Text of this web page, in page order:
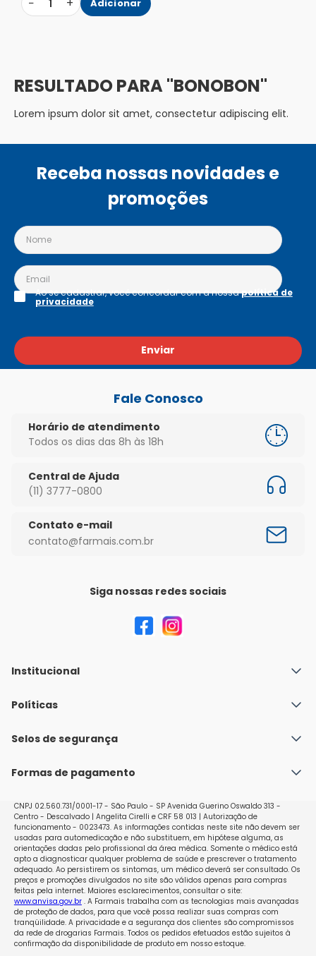
− 1 + Adicionar
BONOBON
Lorem ipsum dolor sit amet, consectetur adipiscing elit.
Receba nossas novidades e
promoções
Enviar
Ao se cadastrar, você concordar com a nossapolítica de
privacidade
Fale Conosco
Horário de atendimento
Todos os dias das 8h às 18h
Central de Ajuda
(11) 3777-0800
Contato e-mail
contato@farmais.com.br
Siga nossas redes sociais
Institucional
Quem Somos
Nossas lojas
Políticas
Política de Envio
Políticas de Trocas e Devoluções
Selos de segurança
Formas de pagamento
CNPJ 02.560.731/0001-17 - São Paulo - SP Avenida Guerino Oswaldo 313 -
Centro - Descalvado | Angelita Cirelli e CRF 58 013 | Autorização de
funcionamento - 0023473. As informações contidas neste site não devem ser
usadas para automedicação e não substituem, em hipótese alguma, as
orientações dadas pelo profissional da área médica. Somente o médico está
apto a diagnosticar qualquer problema de saúde e prescrever o tratamento
adequado. Ao persistirem os sintomas, um médico deverá ser consultado. Os
preços e promoções divulgados no site são válidos apenas para compras
feitas pela internet. Maiores esclarecimentos, consultar o site:
www.anvisa.gov.br. A Farmais trabalha com as tecnologias mais avançadas
de proteção de dados, para que você possa realizar suas compras com
tranqüilidade. A privacidade e a segurança dos clientes são compromissos
da rede de drogarias Farmais. Todos os pedidos efetuados estão sujeitos à
confirmação da disponibilidade de produto em nosso estoque.